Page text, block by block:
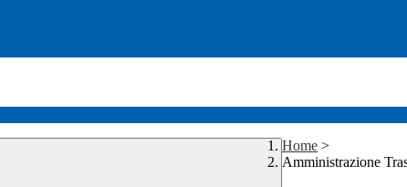
Home >
Amministrazione